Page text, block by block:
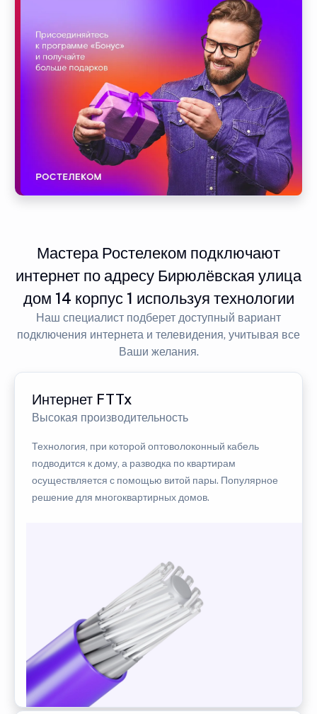
Мастера Ростелеком подключают
интернет по адресу Бирюлёвская улица
дом 14 корпус 1 используя технологии
Наш специалист подберет доступный вариант
подключения интернета и телевидения, учитывая все
Ваши желания.
Интернет FTTx
Высокая производительность
Технология, при которой оптоволоконный кабель
подводится к дому, а разводка по квартирам
осуществляется с помощью витой пары. Популярное
решение для многоквартирных домов.